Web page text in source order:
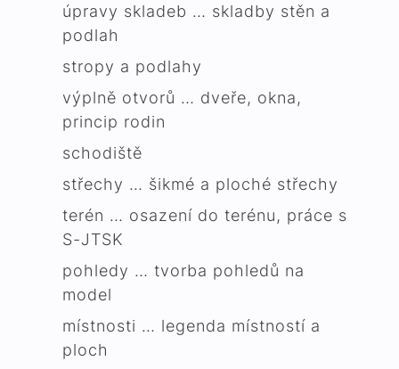
úpravy skladeb … skladby stěn a
podlah
stropy a podlahy
výplně otvorů … dveře, okna,
princip rodin
schodiště
střechy … šikmé a ploché střechy
terén … osazení do terénu, práce s
S-JTSK
pohledy … tvorba pohledů na
model
místnosti … legenda místností a
ploch